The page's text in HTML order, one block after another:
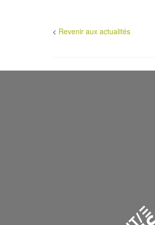
< Revenir aux actualités